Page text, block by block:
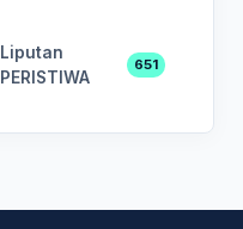
Liputan
PERISTIWA
651